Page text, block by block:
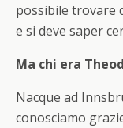
possibile trovare
e si deve saper
Ma chi era
Nacque ad
conosciamo